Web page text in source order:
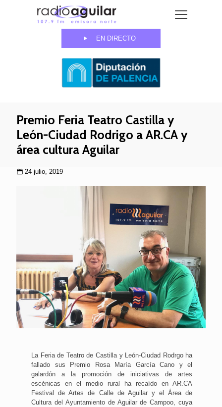
EN DIRECTO
Premio Feria Teatro Castilla y
León-Ciudad Rodrigo a AR.CA y
área cultura Aguilar
24 julio, 2019
La Feria de Teatro de Castilla y León-Ciudad Rodrgo ha
fallado sus Premio Rosa María García Cano y el
galardón a la promoción de iniciativas de artes
escénicas en el medio rural ha recaído en AR.CA
Festival de Artes de Calle de Aguilar y el Área de
Cultura del Ayuntamiento de Aguilar de Campoo, cuya